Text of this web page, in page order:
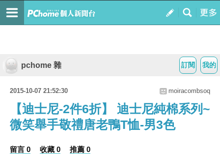
我的
訂閱
pchome 雜
2015-10-07 21:52:30 moiracombsoq
【迪士尼-2件6折】 迪士尼純棉系列~
微笑舉手敬禮唐老鴨T恤-男3色
留言 0 收藏 0 推薦 0